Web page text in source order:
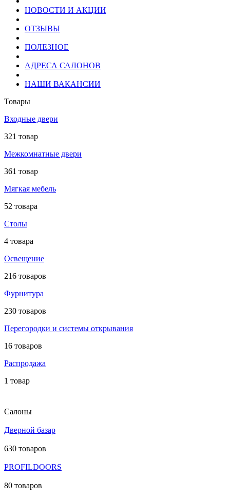
НОВОСТИ И АКЦИИ
ОТЗЫВЫ
ПОЛЕЗНОЕ
АДРЕСА САЛОНОВ
НАШИ ВАКАНСИИ
Товары
Входные двери
321 товар
Межкомнатные двери
361 товар
Мягкая мебель
52 товара
Столы
4 товара
Освещение
216 товаров
Фурнитура
230 товаров
Перегородки и системы открывания
16 товаров
Распродажа
1 товар
Салоны
Дверной базар
630 товаров
PROFILDOORS
80 товаров